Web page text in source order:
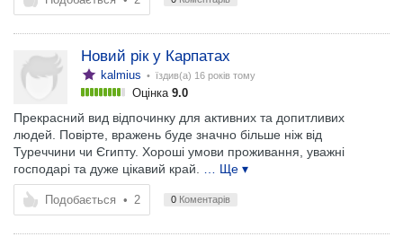
Новий рік у Карпатах
kalmius • їздив(а) 16 років тому
Оцінка 9.0
Прекрасний вид відпочинку для активних та допитливих
людей. Повірте, вражень буде значно більше ніж від
Туреччини чи Єгипту. Хороші умови проживання, уважні
господарі та дуже цікавий край.
… Ще ▾
Подобається • 2 0 Коментарів